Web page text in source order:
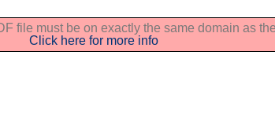
file must be on exactly the same domain as
Click here for more info